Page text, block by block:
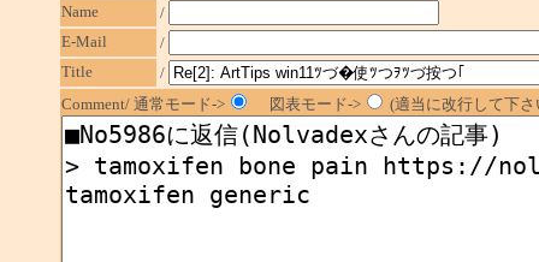
Name
/
E-Mail
/
Title
/
Comment/ 通常モード->
図表モード-> (適当に改行して下